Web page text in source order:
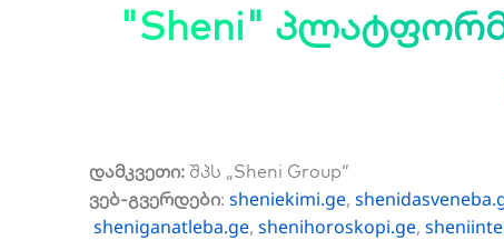
"Sheni"
დამკვეთი:შპს „Sheni Group“
ვებ-გვერდები: sheniekimi.ge,
sheniganatleba.ge, shenihoroskopi.ge,